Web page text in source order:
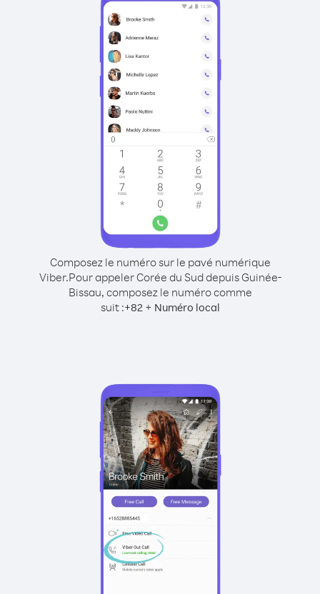
Composez le numéro sur le pavé numérique
Viber.Pour appeler Corée du Sud depuis Guinée-
Bissau, composez le numéro comme
suit :+82+ Numéro local